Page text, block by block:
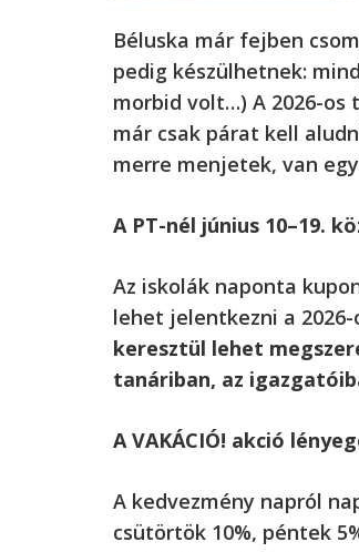
Béluska már fejben
pedig készülhetnek:
morbid volt…) A 2026-os
már csak párat kell
merre menjetek, van
A PT-nél június 10–19.
Az iskolák naponta
lehet jelentkezni a 2026-
keresztül lehet
tanáriban, az
A VAKÁCIÓ! akció
A kedvezmény napról
csütörtök 10%, péntek